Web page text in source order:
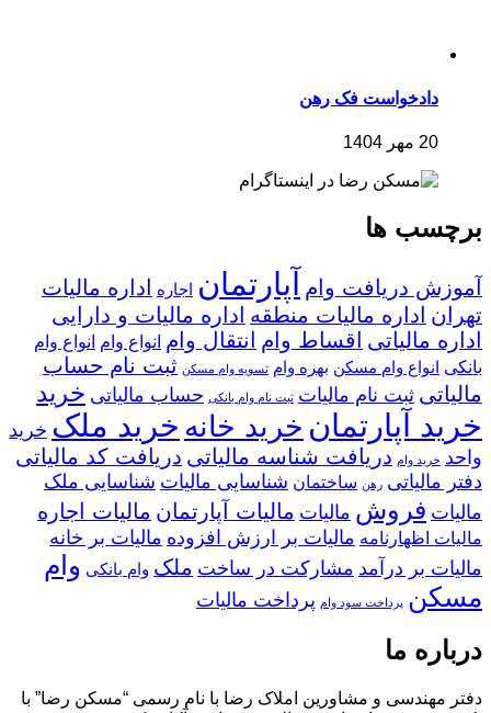
دادخواست فک رهن
20 مهر 1404
برچسب ها
آموزش دریافت وام آپارتمان اجاره
اداره مالیات
تهران اداره مالیات منطقه اداره مالیات و دارایی
اداره مالیاتی اقساط وام انتقال وام انواع وام انواع وام
بانکی
انواع وام مسکن بهره وام تسویه وام مسکن ثبت نام حساب
مالیاتی ثبت نام مالیات ثبت نام وام بانکی حساب مالیاتی خرید
خرید آپارتمان خرید خانه خرید ملک خرید
واحد خرید وام دریافت شناسه مالیاتی دریافت کد مالیاتی
دفتر مالیاتی رهن ساختمان شناسایی مالیات شناسایی ملک
مالیات فروش مالیات مالیات آپارتمان مالیات اجاره
مالیات اظهارنامه مالیات بر ارزش افزوده مالیات بر خانه
مالیات بر درآمد مشارکت در ساخت ملک وام بانکی وام
مسکن پرداخت سود وام پرداخت مالیات
درباره ما
دفتر مهندسی و مشاورین املاک رضا با نام رسمی “مسکن رضا” با